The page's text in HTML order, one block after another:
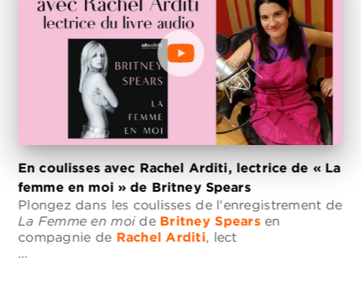
En coulisses avec Rachel Arditi, lectrice de « La
femme en moi » de Britney Spears
Plongez dans les coulisses de l'enregistrement de
La Femme en moi de Britney Spearsen
compagnie de Rachel Arditi, lect
…